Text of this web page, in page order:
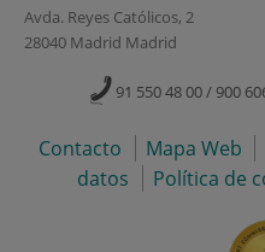
Avda. Reyes Católicos, 2
28040 Madrid Madrid
91 550 48 00 / 900
Contacto Mapa Web
datos
Política de